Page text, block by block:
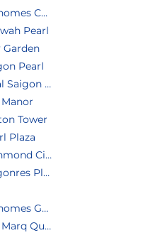
Thuê căn hộ Vinhomes Central Park
Pearl
Garden
Pearl
Thuê căn hộ Opal Saigon Pearl
Tower
Plaza
Thuê căn hộ Richmond City
Thuê căn hộ Saigonres Plaza
Thuê căn hộ Vinhomes Golden River
Thuê căn hộ The Marq Quận 1